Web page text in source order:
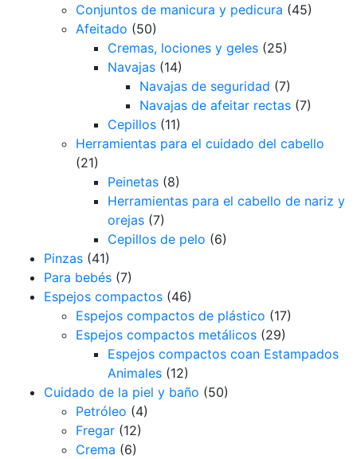
Conjuntos de manicura y pedicura (45)
Afeitado (50)
Cremas, lociones y geles (25)
Navajas (14)
Navajas de seguridad (7)
Navajas de afeitar rectas (7)
Cepillos (11)
Herramientas para el cuidado del cabello
(21)
Peinetas (8)
Herramientas para el cabello de nariz y
orejas (7)
Cepillos de pelo (6)
Pinzas (41)
Para bebés (7)
Espejos compactos (46)
Espejos compactos de plástico (17)
Espejos compactos metálicos (29)
Espejos compactos coan Estampados
Animales (12)
Cuidado de la piel y baño (50)
Petróleo (4)
Fregar (12)
Crema (6)